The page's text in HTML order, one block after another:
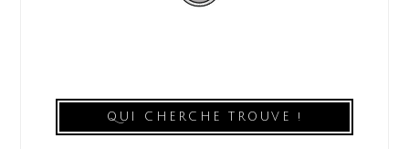
QUI CHERCHE TROUVE !